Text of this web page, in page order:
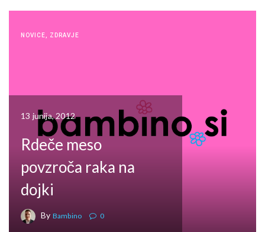
NOVICE ZDRAVJE
13 junija, 2012
Rdeče meso
povzroča raka na
dojki
By Bambino 0